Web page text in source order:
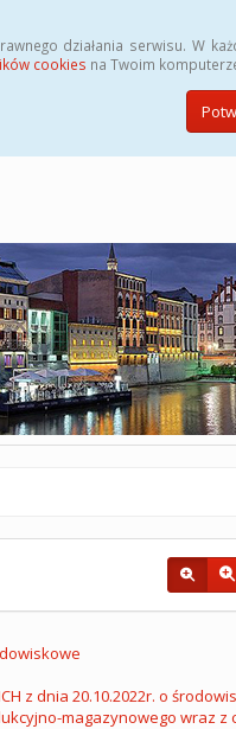
działania serwisu. W
cookies na Twoim
z dnia 20.10.2022r. o
magazynowego wraz z